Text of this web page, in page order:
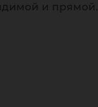
и прямой.